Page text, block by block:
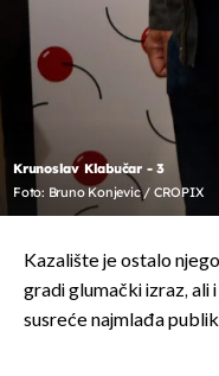
Krunoslav Klabučar - 3
Foto: Bruno Konjevic / CROPIX
Kazalište je ostalo
gradi glumački izraz,
susreće najmlađa